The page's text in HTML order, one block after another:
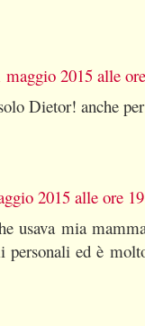
maggio 2015 alle
Dietor! anche
2015 alle ore
usava mia
personali ed è